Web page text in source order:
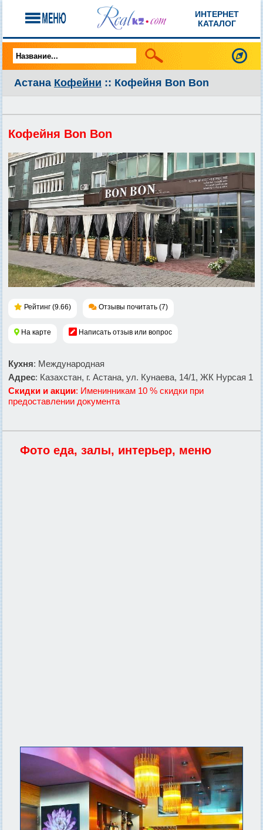
ИНТЕРНЕТ
КАТАЛОГ
Астана Кофейни :: Кофейня Bon Bon
Кофейня Bon Bon
Рейтинг (9.66) Отзывы почитать (7)
На карте Написать отзыв или вопрос
Кухня: Международная
Адрес: Казахстан, г. Астана, ул. Кунаева, 14/1, ЖК Нурсая 1
Скидки и акции: Именинникам 10 % скидки при
предоставлении документа
Фото еда, залы, интерьер, меню